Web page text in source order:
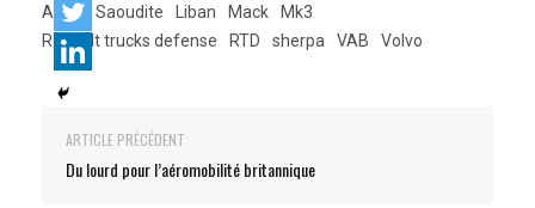
Arabie Saoudite
Liban Mack
Mk3
Renault trucks defense
RTD sherpa VAB Volvo
ARTICLE PRÉCÉDENT
Du lourd pour l’aéromobilité britannique